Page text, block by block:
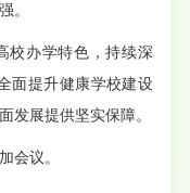
。
校办学特色，持续深
面提升健康学校建设
发展提供坚实保障。
会议。